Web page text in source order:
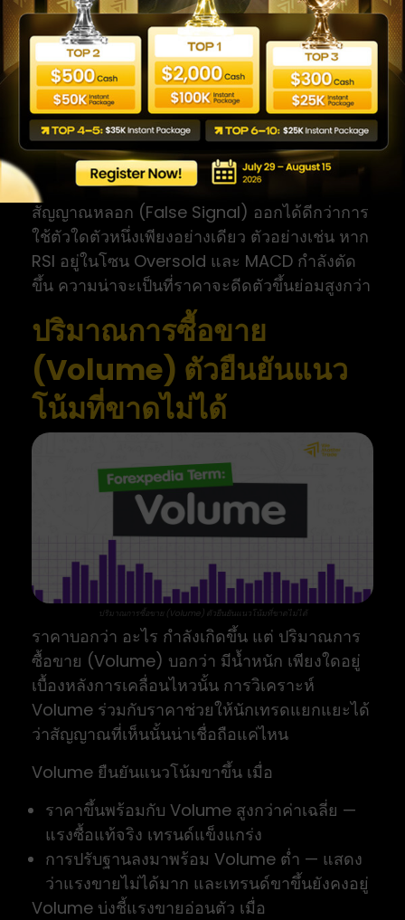
ศูนย์
MACD Line ตัดลงผ่าน Signal Line — สัญญาณ
ขาย โดยเฉพาะเมื่อเกิดขึ้นเหนือเส้นศูนย์
Histogram เปลี่ยนทิศทาง — บ่งบอกถึงการ
เปลี่ยนแปลงโมเมนตัมในระยะเริ่มต้น
Divergence กับราคา — คล้าย RSI
Divergence ถือว่าเป็นสัญญาณคุณภาพสูง
การใช้ RSI และ MACD ร่วมกัน ช่วยกรอง
สัญญาณหลอก (False Signal) ออกได้ดีกว่าการ
ใช้ตัวใดตัวหนึ่งเพียงอย่างเดียว ตัวอย่างเช่น หาก
RSI อยู่ในโซน Oversold และ MACD กำลังตัด
ขึ้น ความน่าจะเป็นที่ราคาจะดีดตัวขึ้นย่อมสูงกว่า
ปริมาณการซื้อขาย
(Volume) ตัวยืนยันแนว
โน้มที่ขาดไม่ได้
ปริมาณการซื้อขาย (Volume) ตัวยืนยันแนวโน้มที่ขาดไม่ได้
ราคาบอกว่า อะไร กำลังเกิดขึ้น แต่ ปริมาณการ
ซื้อขาย (Volume) บอกว่า มีน้ำหนัก เพียงใดอยู่
เบื้องหลังการเคลื่อนไหวนั้น การวิเคราะห์
Volume ร่วมกับราคาช่วยให้นักเทรดแยกแยะได้
ว่าสัญญาณที่เห็นนั้นน่าเชื่อถือแค่ไหน
Volume ยืนยันแนวโน้มขาขึ้น เมื่อ
ราคาขึ้นพร้อมกับ Volume สูงกว่าค่าเฉลี่ย —
แรงซื้อแท้จริง เทรนด์แข็งแกร่ง
การปรับฐานลงมาพร้อม Volume ต่ำ — แสดง
ว่าแรงขายไม่ได้มาก และเทรนด์ขาขึ้นยังคงอยู่
Volume บ่งชี้แรงขายอ่อนตัว เมื่อ